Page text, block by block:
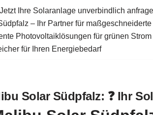
Jetzt Ihre Solaranlage unverbindlich
– Ihr Partner für
Photovoltaiklösungen für grünen
für Ihren Energiebedarf
Solar Südpfalz: ❓️ Ihr